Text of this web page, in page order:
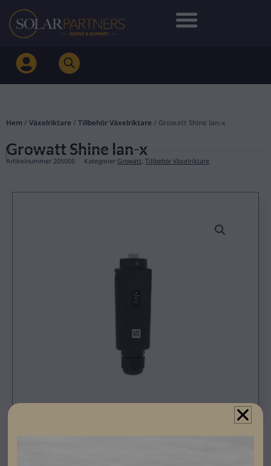
Hoppa
innehåll
Hem / Växelriktare / Tillbehör Växelriktare / Growatt Shine lan-x
Growatt Shine lan-x
Artikelnummer 205005 Kategorier Growatt, Tillbehör Växelriktare